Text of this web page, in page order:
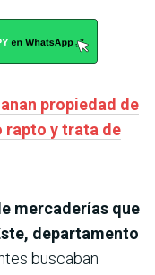
propiedad de
rapto y trata de
mercaderías que
departamento
buscaban